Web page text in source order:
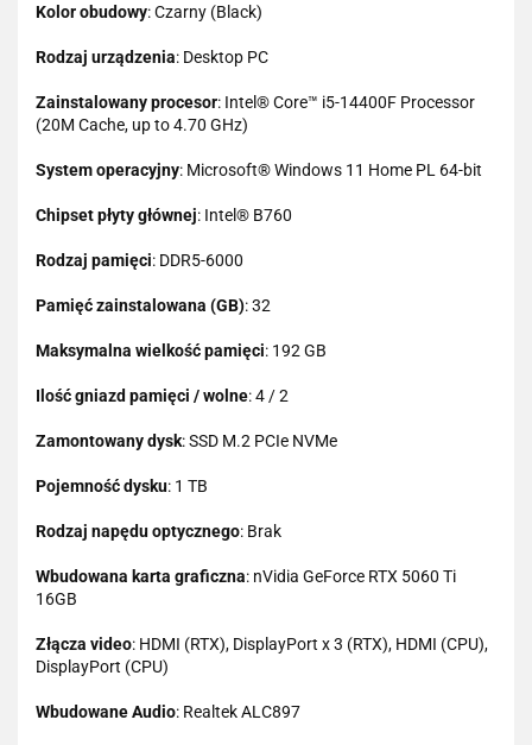
Kolor obudowy: Czarny (Black)
Rodzaj urządzenia: Desktop PC
Zainstalowany procesor: Intel® Core™ i5-14400F Processor
(20M Cache, up to 4.70 GHz)
System operacyjny: Microsoft® Windows 11 Home PL 64-bit
Chipset płyty głównej: Intel® B760
Rodzaj pamięci: DDR5-6000
Pamięć zainstalowana (GB): 32
Maksymalna wielkość pamięci: 192 GB
Ilość gniazd pamięci / wolne: 4 / 2
Zamontowany dysk: SSD M.2 PCIe NVMe
Pojemność dysku: 1 TB
Rodzaj napędu optycznego: Brak
Wbudowana karta graficzna: nVidia GeForce RTX 5060 Ti
16GB
Złącza video: HDMI (RTX), DisplayPort x 3 (RTX), HDMI (CPU),
DisplayPort (CPU)
Wbudowane Audio: Realtek ALC897